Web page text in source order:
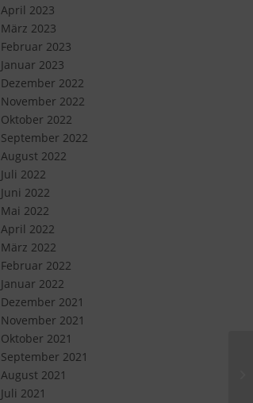
April 2023
März 2023
Februar 2023
Januar 2023
Dezember 2022
November 2022
Oktober 2022
September 2022
August 2022
Juli 2022
Juni 2022
Mai 2022
April 2022
März 2022
Februar 2022
Januar 2022
Dezember 2021
November 2021
Oktober 2021
September 2021
August 2021
Juli 2021